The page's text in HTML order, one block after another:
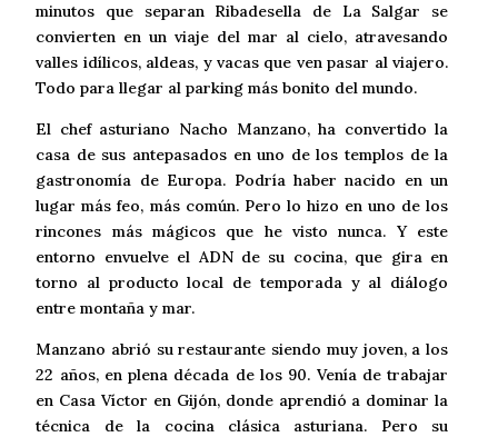
minutos que separan Ribadesella de La Salgar se
convierten en un viaje del mar al cielo, atravesando
valles idílicos, aldeas, y vacas que ven pasar al viajero.
Todo para llegar al parking más bonito del mundo.
El chef asturiano Nacho Manzano, ha convertido la
casa de sus antepasados en uno de los templos de la
gastronomía de Europa. Podría haber nacido en un
lugar más feo, más común. Pero lo hizo en uno de los
rincones más mágicos que he visto nunca. Y este
entorno envuelve el ADN de su cocina, que gira en
torno al producto local de temporada y al diálogo
entre montaña y mar.
Manzano abrió su restaurante siendo muy joven, a los
22 años, en plena década de los 90. Venía de trabajar
en Casa Víctor en Gijón, donde aprendió a dominar la
técnica de la cocina clásica asturiana. Pero su